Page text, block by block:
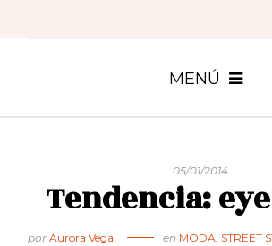
MENÚ
05/01/2014
Tendencia:
por Aurora Vega en MODA, STREET